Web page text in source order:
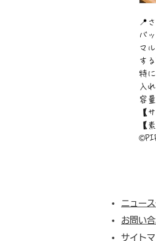
📍
バ
マ
す
特
入
容
【
【
ニュー
お問い
サイト